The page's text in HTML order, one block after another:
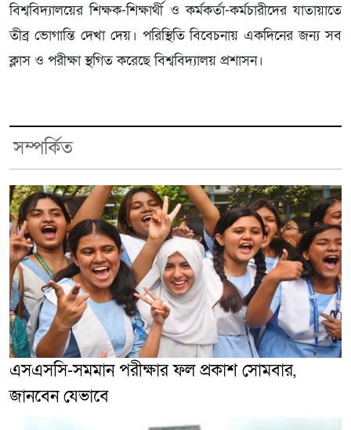
বিশ্ববিদ্যালয়ের শিক্ষক-শিক্ষার্থী ও কর্মকর্তা-কর্মচারীদের যাতায়াতে
তীব্র ভোগান্তি দেখা দেয়। পরিস্থিতি বিবেচনায় একদিনের জন্য সব
ক্লাস ও পরীক্ষা স্থগিত করেছে বিশ্ববিদ্যালয় প্রশাসন।
সম্পর্কিত
এসএসসি-সমমান পরীক্ষার ফল প্রকাশ সোমবার,
জানবেন যেভাবে